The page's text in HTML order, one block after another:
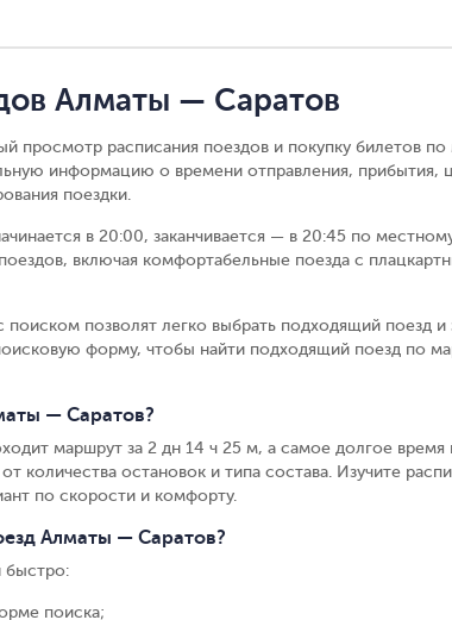
Алматы — Саратов
просмотр расписания поездов и покупку билетов
информацию о времени отправления, прибытия,
поездки.
в 20:00, заканчивается — в 20:45 по
включая комфортабельные поезда с
позволят легко выбрать подходящий поезд и
форму, чтобы найти подходящий поезд по
— Саратов?
маршрут за 2 дн 14 ч 25 м, а самое долгое время
количества остановок и типа состава. Изучите
по скорости и комфорту.
Алматы — Саратов?
быстро:
поиска;